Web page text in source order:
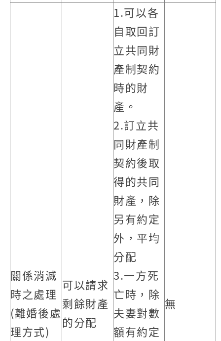
關係消滅
時之處理
(離婚後處
理方式)
可以請求
剩餘財產
的分配
1.可以各
自取回訂
立共同財
產制契約
時的財
產。
2.訂立共
同財產制
契約後取
得的共同
財產，除
另有約定
外，平均
分配
3.一方死
亡時，除
夫妻對數
額有約定
無